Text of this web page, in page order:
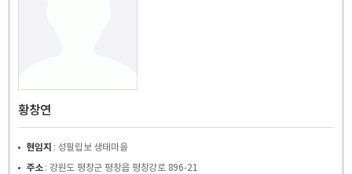
황창연
현임지 : 성필립보 생태마을
주소: 강원도 평창군 평창읍 평창강로 896-21